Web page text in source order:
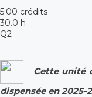
5.00 crédits
30.0 h
Q2
Cette unité
dispenséeen 2025-